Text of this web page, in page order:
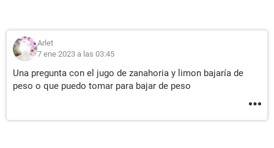
Arlet
7 ene 2023 a las 03:45
Una pregunta con el jugo de zanahoria y limon bajaría de
peso o que puedo tomar para bajar de peso